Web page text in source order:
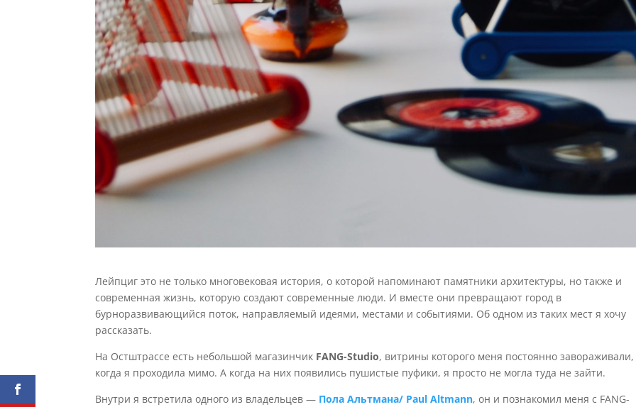
Лейпциг это не только многовековая история, о которой напоминают памятники архитектуры, но также и
современная жизнь, которую создают современные люди. И вместе они превращают город в
бурноразвивающийся поток, направляемый идеями, местами и событиями. Об одном из таких мест я хочу
рассказать.
На Остштрассе есть небольшой магазинчик FANG-Studio, витрины которого меня постоянно завораживали,
когда я проходила мимо. А когда на них появились пушистые пуфики, я просто не могла туда не зайти.
Внутри я встретила одного из владельцев — Пола Альтмана/ Paul Altmann, он и познакомил меня с FANG-